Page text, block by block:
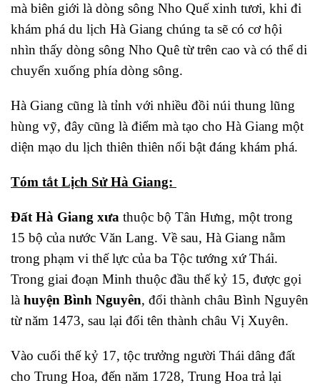
mà biên giới là dòng sông Nho Quế xinh tươi, khi đi
khám phá du lịch Hà Giang chúng ta sẽ có cơ hội
nhìn thấy dòng sông Nho Quê từ trên cao và có thể di
chuyển xuống phía dòng sông.
Hà Giang cũng là tỉnh với nhiều đồi núi thung lũng
hùng vỹ, đây cũng là điểm mà tạo cho Hà Giang một
diện mạo du lịch thiên thiên nổi bật đáng khám phá.
Tóm tắt Lịch Sử Hà Giang:
Đất Hà Giang xưa thuộc bộ Tân Hưng, một trong
15 bộ của nước Văn Lang. Về sau, Hà Giang nằm
trong phạm vi thế lực của ba Tộc tướng xứ Thái.
Trong giai đoạn Minh thuộc đầu thế kỷ 15, được gọi
là huyện Bình Nguyên, đổi thành châu Bình Nguyên
từ năm 1473, sau lại đổi tên thành châu Vị Xuyên.
Vào cuối thế kỷ 17, tộc trưởng người Thái dâng đất
cho Trung Hoa, đến năm 1728, Trung Hoa trả lại